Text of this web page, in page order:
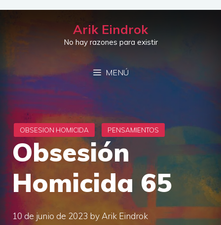
Saltar
contenido
Arik Eindrok
No hay razones para existir
MENÚ
Obsesión
Homicida 65
10 de junio de 2023 by Arik Eindrok